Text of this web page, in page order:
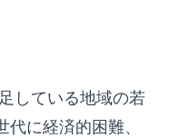
している地域の若
に経済的困難、